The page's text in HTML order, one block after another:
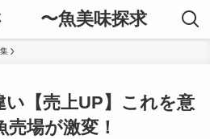
〜魚美味探求
い【売上UP】これを意
場が激変！